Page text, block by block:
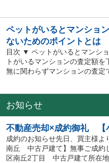
ペットがいるとマンショ
ないためのポイントとは
目次 ▼ ペットがいるとマンシ
トがいるマンションの査定額
無に関わらずマンションの査定
お知らせ
不動産売却×成約御礼 【
成約のお知らせ先日、買主様
南丘 中古戸建て】無事ご成約
区南丘2丁目 中古戸建て所在地